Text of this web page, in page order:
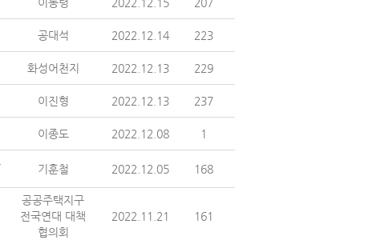
공대석 2022.12.14 223
화성어천지 2022.12.13 229
이진형 2022.12.13 237
이종도 2022.12.08 1
기훈철 2022.12.05 168
공공주택지구
전국연대 대책
협의회
2022.11.21 161